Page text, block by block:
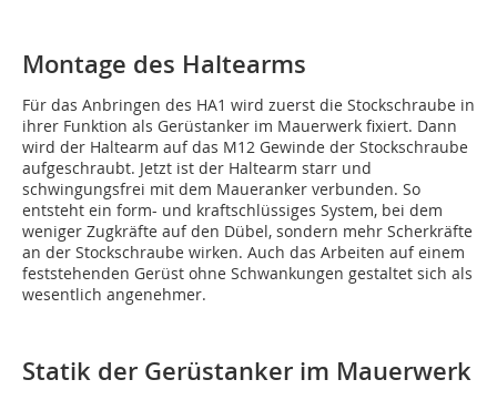
Montage des Haltearms
Für das Anbringen des HA1 wird zuerst die Stockschraube in
ihrer Funktion als Gerüstanker im Mauerwerk fixiert. Dann
wird der Haltearm auf das M12 Gewinde der Stockschraube
aufgeschraubt. Jetzt ist der Haltearm starr und
schwingungsfrei mit dem Maueranker verbunden. So
entsteht ein form- und kraftschlüssiges System, bei dem
weniger Zugkräfte auf den Dübel, sondern mehr Scherkräfte
an der Stockschraube wirken. Auch das Arbeiten auf einem
feststehenden Gerüst ohne Schwankungen gestaltet sich als
wesentlich angenehmer.
Statik der Gerüstanker im Mauerwerk